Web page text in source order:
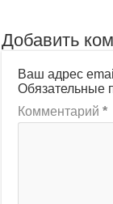
Добавить
Ваш адрес
Обязательные
Комментарий*